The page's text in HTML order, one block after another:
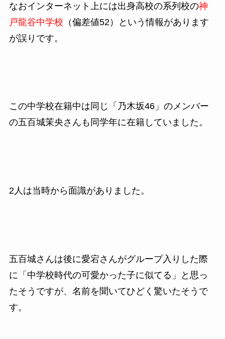
なおインターネット上には出身高校の系列校の神
戸龍谷中学校 （偏差値52）という情報があります
が誤りです。
この中学校在籍中は同じ「乃木坂46」のメンバー
の五百城茉央さんも同学年に在籍していました。
2人は当時から面識がありました。
五百城さんは後に愛宕さんがグループ入りした際
に「中学校時代の可愛かった子に似てる」と思っ
たそうですが、名前を聞いてひどく驚いたそうで
す。